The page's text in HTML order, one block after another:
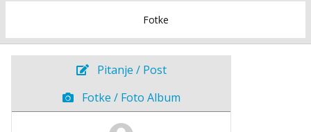
Fotke
Pitanje / Post
Fotke / Foto Album